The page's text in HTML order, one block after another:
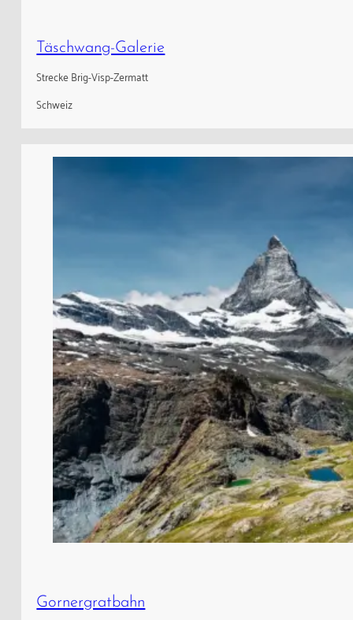
Täschwang-Galerie
Strecke Brig-Visp-Zermatt
Schweiz
Gornergratbahn